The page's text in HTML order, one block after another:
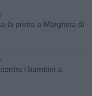
la prima a Marghera di
i bambini a